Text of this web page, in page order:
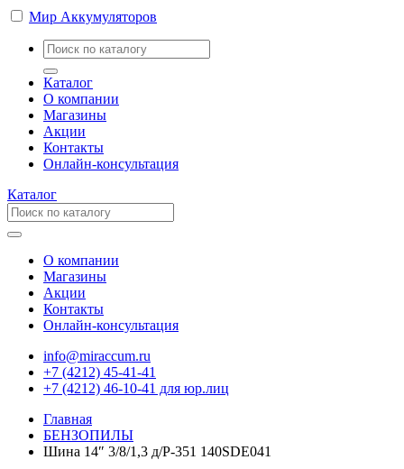
Мир Аккумуляторов
Каталог
О компании
Магазины
Акции
Контакты
Онлайн-консультация
Каталог
О компании
Магазины
Акции
Контакты
Онлайн-консультация
info@miraccum.ru
+7 (4212) 45-41-41
+7 (4212) 46-10-41 для юр.лиц
Главная
БЕНЗОПИЛЫ
Шина 14″ 3/8/1,3 д/Р-351 140SDE041